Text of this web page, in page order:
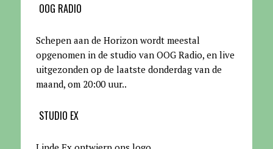
OOG RADIO
Schepen aan de Horizon wordt meestal
opgenomen in de studio van OOG Radio, en live
uitgezonden op de laatste donderdag van de
maand, om 20:00 uur..
STUDIO EX